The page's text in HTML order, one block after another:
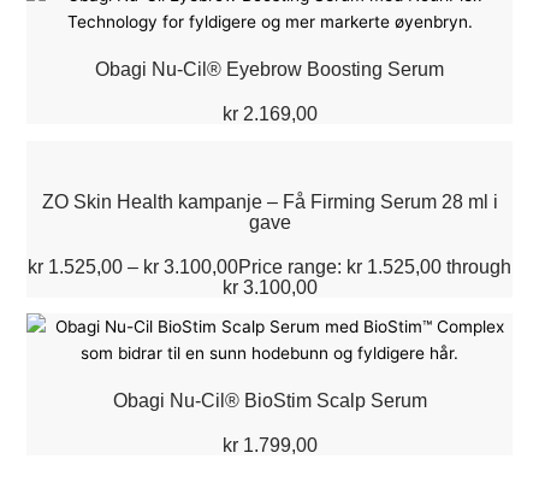
Obagi Nu-Cil® Eyebrow Boosting Serum
kr2.169,00
ZO Skin Health kampanje – Få Firming Serum 28 ml i
gave
kr 1.525,00 – kr 3.100,00Price range: kr 1.525,00 through
kr 3.100,00
Obagi Nu-Cil® BioStim Scalp Serum
kr1.799,00